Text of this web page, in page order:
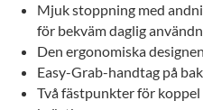
Mjuk stoppning med
för bekväm daglig
Den ergonomiska
Easy-Grab-handtag på
Två fästpunkter för koppel